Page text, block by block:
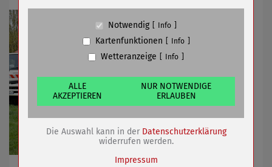
Cookiespeicherung Entscheidungscookie
Anbieter
Eigentümer dieser Website (Wenko-
Wenselaar GmbH & Co. KG)
Zweck
Speichert die Einstellungen der Besucher
bezüglich der Speicherung von Cookies.
Cookie Name
dywc
Cookie Laufzeit
1 Jahr
Notwendig Info
Kartenfunktionen Info
Wetteranzeige Info
ALLE
AKZEPTIEREN
NUR NOTWENDIGE
ERLAUBEN
Die Auswahl kann in der Datenschutzerklärung
widerrufen werden.
Impressum